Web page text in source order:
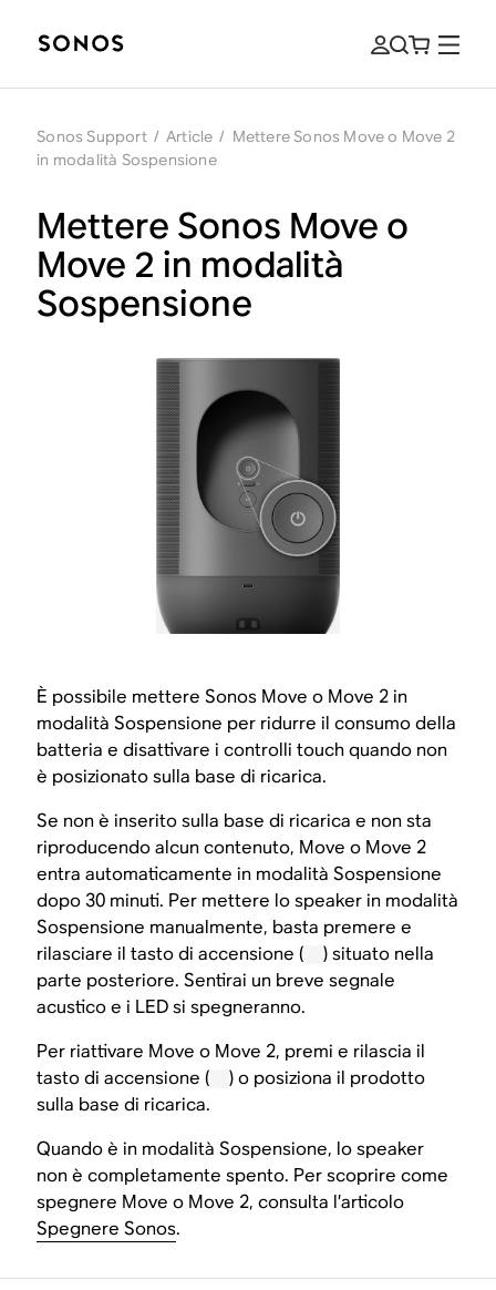
Sonos Support / Article / Mettere Sonos Move o Move 2
in modalità Sospensione
Mettere Sonos Move o
Move 2 in modalità
Sospensione
È possibile mettere Sonos Move o Move 2 in
modalità Sospensione per ridurre il consumo della
batteria e disattivare i controlli touch quando non
è posizionato sulla base di ricarica.
Se non è inserito sulla base di ricarica e non sta
riproducendo alcun contenuto, Move o Move 2
entra automaticamente in modalità Sospensione
dopo 30 minuti. Per mettere lo speaker in modalità
Sospensione manualmente, basta premere e
rilasciare il tasto di accensione (
) situato nella
parte posteriore. Sentirai un breve segnale
acustico e i LED si spegneranno.
Per riattivare Move o Move 2, premi e rilascia il
tasto di accensione (
) o posiziona il prodotto
sulla base di ricarica.
Quando è in modalità Sospensione, lo speaker
non è completamente spento. Per scoprire come
spegnere Move o Move 2, consulta l’articolo
Spegnere Sonos.